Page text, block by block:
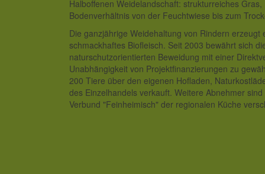
Halboffenen Weidelandschaft: strukturreiches
Bodenverhältnis von der Feuchtwiese bis zum
Die ganzjährige Weidehaltung von Rindern erzeugt
schmackhaftes Biofleisch. Seit 2003 bewährt sich
naturschutzorientierten Beweidung mit einer
Unabhängigkeit von Projektfinanzierungen zu
200 Tiere über den eigenen Hofladen,
des Einzelhandels verkauft. Weitere Abnehmer
Verbund "Feinheimisch" der regionalen Küche